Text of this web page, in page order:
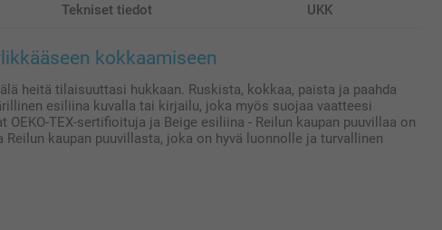
Tekniset tiedot UKK
kokkaamiseen
heitä tilaisuuttasi hukkaan. Ruskista, kokkaa, paista ja paahda
esiliina kuvalla tai kirjailu, joka myös suojaa vaatteesi
TEX-sertifioituja ja Beige esiliina - Reilun kaupan puuvillaa on
kaupan puuvillasta, joka on hyvä luonnolle ja turvallinen